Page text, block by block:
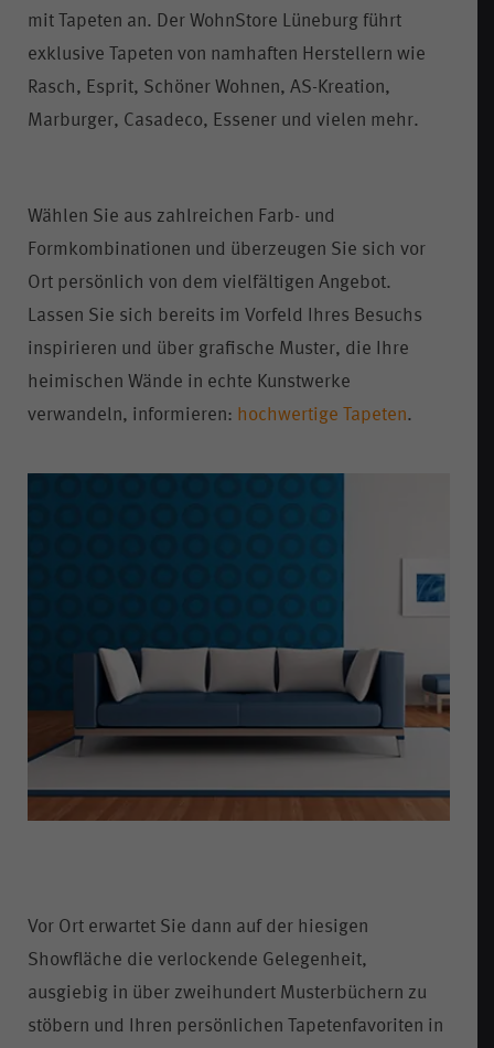
mit Tapeten an. Der WohnStore Lüneburg führt
exklusive Tapeten von namhaften Herstellern wie
Rasch, Esprit, Schöner Wohnen, AS-Kreation,
Marburger, Casadeco, Essener und vielen mehr.
Wählen Sie aus zahlreichen Farb- und
Formkombinationen und überzeugen Sie sich vor
Ort persönlich von dem vielfältigen Angebot.
Lassen Sie sich bereits im Vorfeld Ihres Besuchs
inspirieren und über grafische Muster, die Ihre
heimischen Wände in echte Kunstwerke
verwandeln, informieren: hochwertige Tapeten.
Vor Ort erwartet Sie dann auf der hiesigen
Showfläche die verlockende Gelegenheit,
ausgiebig in über zweihundert Musterbüchern zu
stöbern und Ihren persönlichen Tapetenfavoriten in